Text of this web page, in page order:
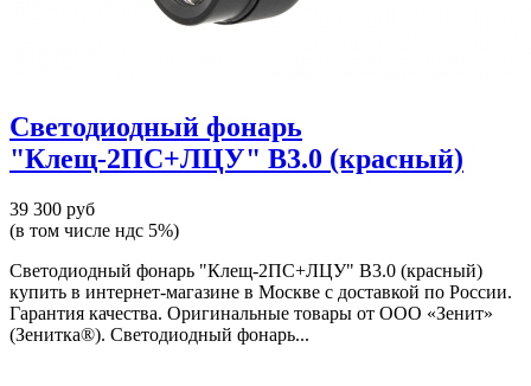
Светодиодный фонарь
"Клещ-2ПС+ЛЦУ" В3.0 (красный)
39 300 руб
(в том числе ндс 5%)
Светодиодный фонарь "Клещ-2ПС+ЛЦУ" В3.0 (красный)
купить в интернет-магазине в Москве с доставкой по России.
Гарантия качества. Оригинальные товары от ООО «Зенит»
(Зенитка®). Светодиодный фонарь...